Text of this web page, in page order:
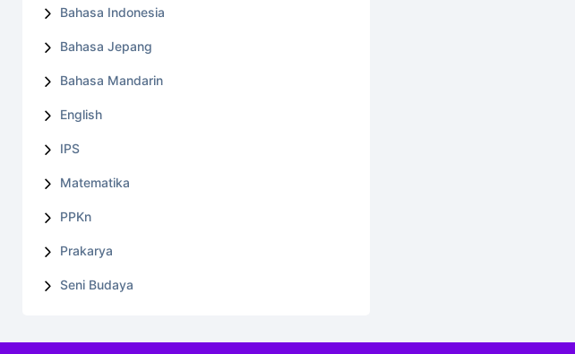
Bahasa Indonesia
Bahasa Jepang
Bahasa Mandarin
English
IPS
Matematika
PPKn
Prakarya
Seni Budaya